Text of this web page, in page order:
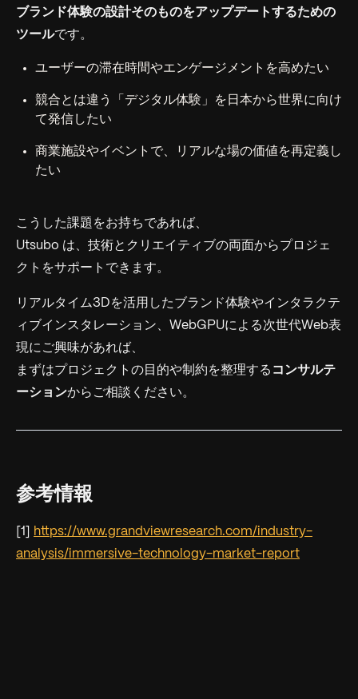
ブランド体験の設計そのものをアップデートするための
ツールです。
ユーザーの滞在時間やエンゲージメントを高めたい
競合とは違う「デジタル体験」を日本から世界に向け
て発信したい
商業施設やイベントで、リアルな場の価値を再定義し
たい
こうした課題をお持ちであれば、
Utsubo は、技術とクリエイティブの両面からプロジェ
クトをサポートできます。
リアルタイム3Dを活用したブランド体験やインタラクテ
ィブインスタレーション、WebGPUによる次世代Web表
現にご興味があれば、
まずはプロジェクトの目的や制約を整理する コンサルテ
ーションからご相談ください。
参考情報
[1]
https://www.grandviewresearch.com/industry-
analysis/immersive-technology-market-report